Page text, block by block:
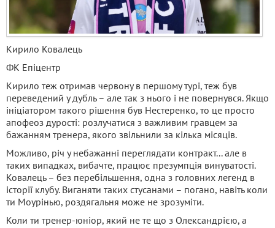
Кирило Ковалець
ФК Епіцентр
Кирило теж отримав червону в першому турі, теж був
переведений у дубль – але так з нього і не повернувся. Якщо
ініціатором такого рішення був Нестеренко, то це просто
апофеоз дурості: розлучатися з важливим гравцем за
бажанням тренера, якого звільнили за кілька місяців.
Можливо, річ у небажанні переглядати контракт... але в
таких випадках, вибачте, працює презумпція винуватості.
Ковалець – без перебільшення, одна з головних легенд в
історії клубу. Виганяти таких стусанами – погано, навіть коли
ти Моурінью, роздягальня може не зрозуміти.
Коли ти тренер-юніор, який не те що з Олександрією, а